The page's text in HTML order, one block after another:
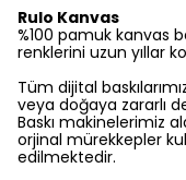
Rulo Kanvas
%100 pamuk kanvas
renklerini uzun yıllar
Tüm dijital
veya doğaya zararlı
Baskı makinelerimiz
orjinal mürekkepler
edilmektedir.